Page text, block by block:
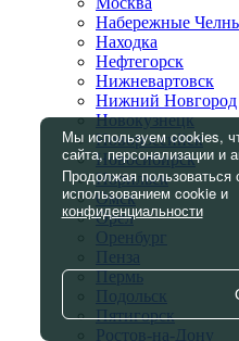
Набережные
Находка
Нефтегорск
Нижневартовск
Нижний Новгород
Новокузнецк
Новороссийск
Новосибирск
Норильск
Омск
Орел
Оренбург
Пенза
Пермь
Подольск
Пятигорск
Ростов-на-Дону
Мы используем cookies,
сайта, персонализации и
Продолжая пользоваться
использованием cookie и
конфиденциальности